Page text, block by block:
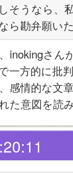
そうなら、
ら勘弁願い
inokingさん
一方的に批
感情的な文
た意図を読